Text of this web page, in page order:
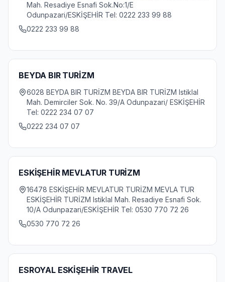
Mah. Resadiye Esnafi Sok.No:1/E
Odunpazari/ESKİŞEHİR Tel: 0222 233 99 88
0222 233 99 88
BEYDA BIR TURİZM
6028 BEYDA BIR TURİZM BEYDA BIR TURİZM Istiklal
Mah. Demirciler Sok. No. 39/A Odunpazari/ ESKİŞEHİR
Tel: 0222 234 07 07
0222 234 07 07
ESKİŞEHİR MEVLATUR TURİZM
16478 ESKİŞEHİR MEVLATUR TURİZM MEVLA TUR
ESKİŞEHİR TURİZM Istiklal Mah. Resadiye Esnafi Sok.
10/A Odunpazari/ESKİŞEHİR Tel: 0530 770 72 26
0530 770 72 26
ESROYAL ESKİŞEHİR TRAVEL